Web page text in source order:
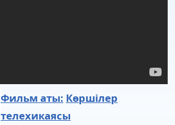
Фильм аты: Көршілер
телехикаясы